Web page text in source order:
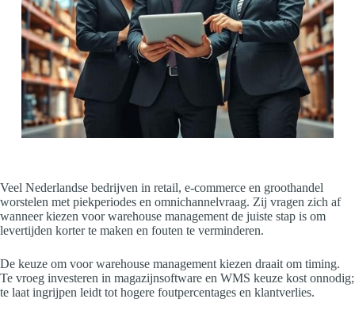
Veel Nederlandse bedrijven in retail, e-commerce en groothandel
worstelen met piekperiodes en omnichannelvraag. Zij vragen zich af
wanneer kiezen voor warehouse management de juiste stap is om
levertijden korter te maken en fouten te verminderen.
De keuze om voor warehouse management kiezen draait om timing.
Te vroeg investeren in magazijnsoftware en WMS keuze kost onnodig;
te laat ingrijpen leidt tot hogere foutpercentages en klantverlies.